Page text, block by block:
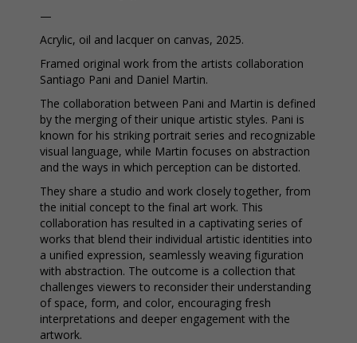
—
Acrylic, oil and lacquer on canvas, 2025.
Framed original work from the artists collaboration
Santiago Pani and Daniel Martin.
The collaboration between Pani and Martin is defined
by the merging of their unique artistic styles. Pani is
known for his striking portrait series and recognizable
visual language, while Martin focuses on abstraction
and the ways in which perception can be distorted.
They share a studio and work closely together, from
the initial concept to the final art work. This
collaboration has resulted in a captivating series of
works that blend their individual artistic identities into
a unified expression, seamlessly weaving figuration
with abstraction. The outcome is a collection that
challenges viewers to reconsider their understanding
of space, form, and color, encouraging fresh
interpretations and deeper engagement with the
artwork.